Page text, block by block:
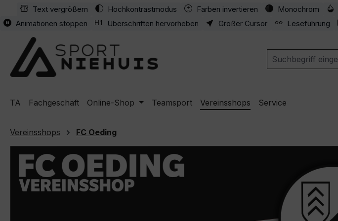
Hauptinhalt springen
Zur Suche springen
Zur Hauptnavigation springen
Text vergrößern Hochkontrastmodus Farben invertieren Monochrom
Animationen stoppen
Überschriften hervorheben Großer Cursor Leseführung
TA Fachgeschäft Online-Shop Teamsport Vereinsshops Service
Vereinsshops FC Oeding